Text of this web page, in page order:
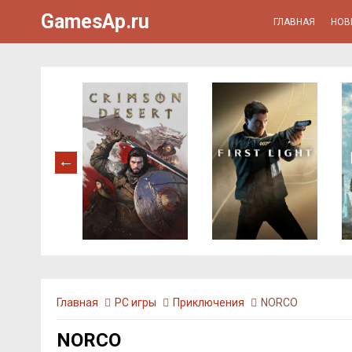
GamesAp.ru ГЛАВНАЯ
Главная PC игры Приключения NORCO
NORCO